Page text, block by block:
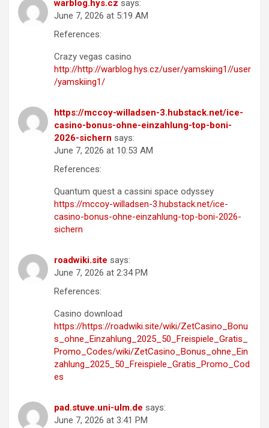
warblog.hys.cz says:
June 7, 2026 at 5:19 AM
References:
Crazy vegas casino
http://http://warblog.hys.cz/user/yamskiing1//user
/yamskiing1/
https://mccoy-willadsen-3.hubstack.net/ice-
casino-bonus-ohne-einzahlung-top-boni-
2026-sichern says:
June 7, 2026 at 10:53 AM
References:
Quantum quest a cassini space odyssey
https://mccoy-willadsen-3.hubstack.net/ice-
casino-bonus-ohne-einzahlung-top-boni-2026-
sichern
roadwiki.site says:
June 7, 2026 at 2:34 PM
References:
Casino download
https://https://roadwiki.site/wiki/ZetCasino_Bonu
s_ohne_Einzahlung_2025_50_Freispiele_Gratis_
Promo_Codes/wiki/ZetCasino_Bonus_ohne_Ein
zahlung_2025_50_Freispiele_Gratis_Promo_Cod
es
pad.stuve.uni-ulm.de says:
June 7, 2026 at 3:41 PM